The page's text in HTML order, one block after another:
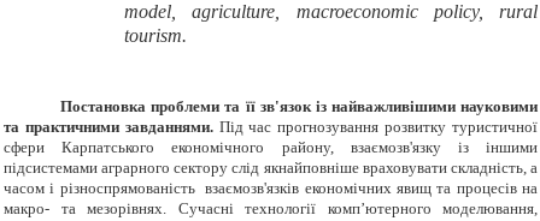
model, agriculture, macroeconomic policy, rural
tourism.
Постановка проблеми та її зв'язок із найважливішими науковими
та практичними завданнями. Під час прогнозування розвитку туристичної
сфери Карпатського економічного району, взаємозв'язку із іншими
підсистемами аграрного сектору слід якнайповніше враховувати складність, а
часом і різноспрямованість взаємозв'язків економічних явищ та процесів на
макро- та мезорівнях. Сучасні технології комп’ютерного моделювання,